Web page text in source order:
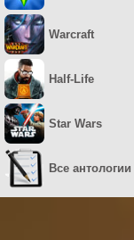
Warcraft
Half-Life
Star Wars
Все антологии